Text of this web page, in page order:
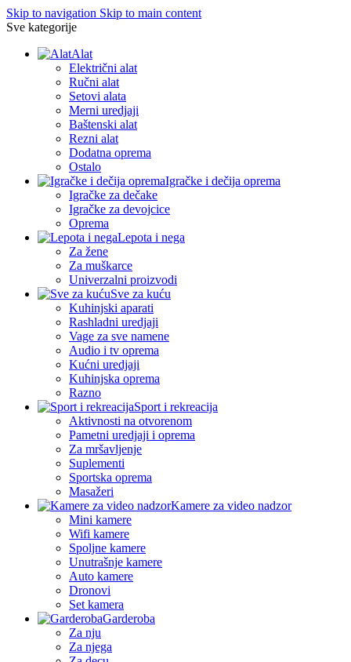
Skip to navigation Skip to main content
Sve kategorije
Alat
Električni alat
Ručni alat
Setovi alata
Merni uredjaji
Baštenski alat
Rezni alat
Dodatna oprema
Ostalo
Igračke i dečija oprema
Igračke za dečake
Igračke za devojcice
Oprema
Lepota i nega
Za žene
Za muškarce
Univerzalni proizvodi
Sve za kuću
Kuhinjski aparati
Rashladni uredjaji
Vage za sve namene
Audio i tv oprema
Kućni uredjaji
Kuhinjska oprema
Razno
Sport i rekreacija
Aktivnosti na otvorenom
Pametni uredjaji i oprema
Za mršavljenje
Suplementi
Sportska oprema
Masažeri
Kamere za video nadzor
Mini kamere
Wifi kamere
Spoljne kamere
Unutrašnje kamere
Auto kamere
Dronovi
Set kamera
Garderoba
Za nju
Za njega